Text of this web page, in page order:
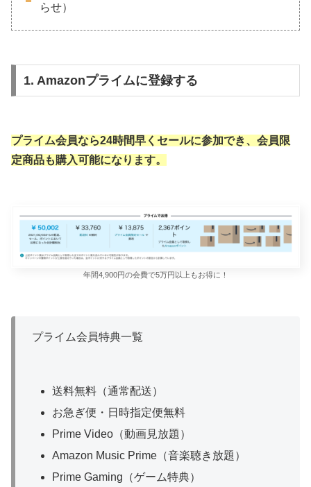
らせ）
1. Amazonプライムに登録する
プライム会員なら24時間早くセールに参加でき、会員限
定商品も購入可能になります。
年間4,900円の会費で5万円以上もお得に！
プライム会員特典一覧
送料無料（通常配送）
お急ぎ便・日時指定便無料
Prime Video（動画見放題）
Amazon Music Prime（音楽聴き放題）
Prime Gaming（ゲーム特典）